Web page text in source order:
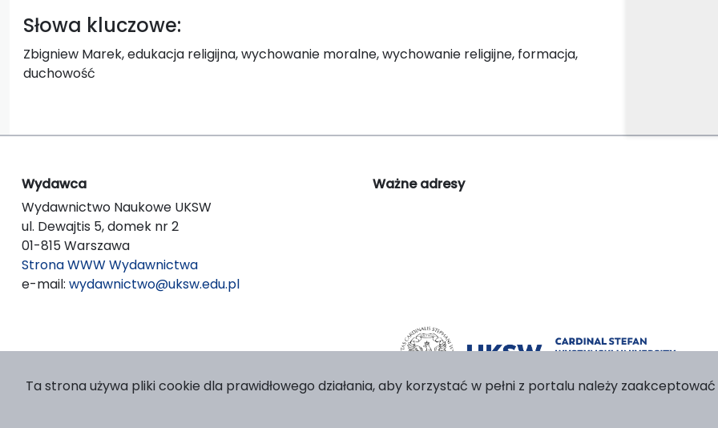
Słowa kluczowe:
Zbigniew Marek, edukacja religijna, wychowanie moralne, wychowanie religijne, formacja,
duchowość
Wydawca
Wydawnictwo Naukowe UKSW
ul. Dewajtis 5, domek nr 2
01-815 Warszawa
Strona WWW Wydawnictwa
e-mail: wydawnictwo@uksw.edu.pl
Ważne adresy
Ta strona używa pliki cookie dla prawidłowego działania, aby korzystać w pełni z portalu należy